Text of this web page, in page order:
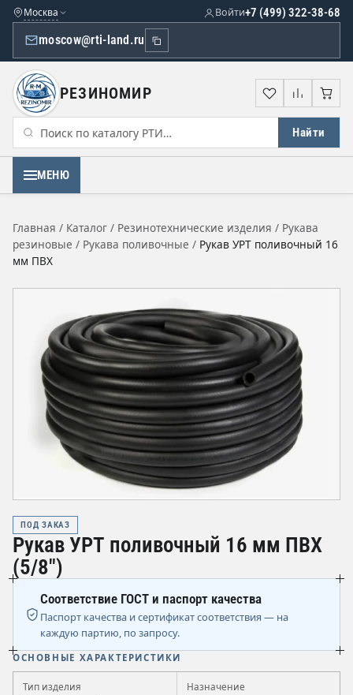
Москва
moscow@rti-land.ru
+7 (499) 322-38-68
Войти
РЕЗИНОМИР
Найти
Избранное
МЕНЮ
Главная / Каталог / Резинотехнические изделия / Рукава
резиновые / Рукава поливочные / Рукав УРТ поливочный 16
мм ПВХ
ПОД ЗАКАЗ
Рукав УРТ поливочный 16 мм ПВХ
(5/8")
Соответствие ГОСТ и паспорт качества
Паспорт качества и сертификат соответствия — на
каждую партию, по запросу.
ОСНОВНЫЕ ХАРАКТЕРИСТИКИ
Тип изделия Назначение